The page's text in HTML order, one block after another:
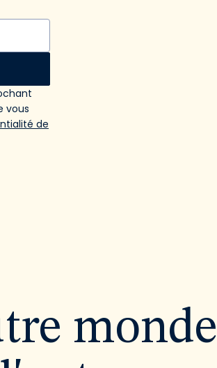
vous
de
monde